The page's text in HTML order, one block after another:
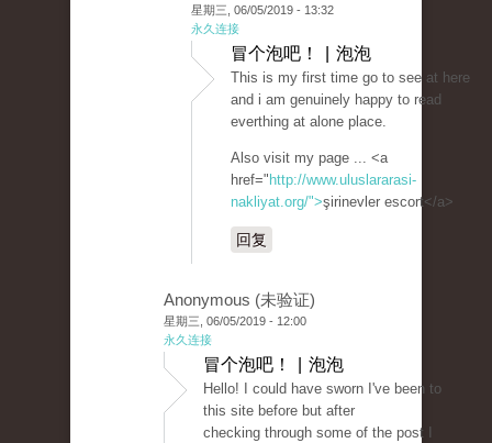
星期三, 06/05/2019 - 13:32
永久连接
冒个泡吧！ | 泡泡
This is my first time go to see at here
and i am genuinely happy to read
everthing at alone place.
Also visit my page ... <a
href=" http://www.uluslararasi-
nakliyat.org/">şirinevler escort</a>
回复
Anonymous (未验证)
星期三, 06/05/2019 - 12:00
永久连接
冒个泡吧！ | 泡泡
Hello! I could have sworn I've been to
this site before but after
checking through some of the post I